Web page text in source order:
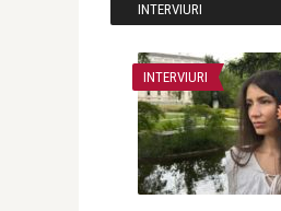
INTERVIURI
INTERVIURI